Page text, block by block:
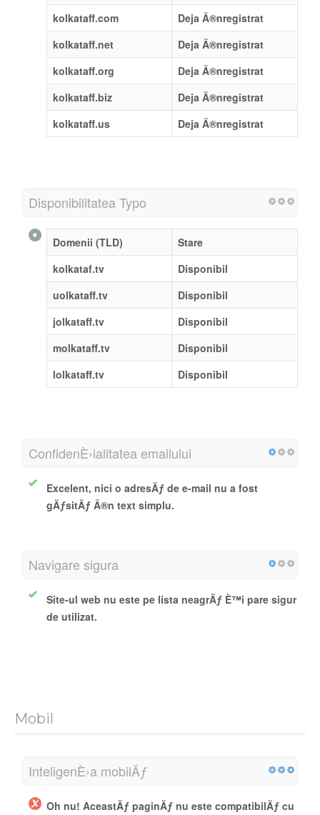
kolkataff.com
Deja Ã®nregistrat
kolkataff.net
Deja Ã®nregistrat
kolkataff.org
Deja Ã®nregistrat
kolkataff.biz
Deja Ã®nregistrat
kolkataff.us
Deja Ã®nregistrat
Disponibilitatea Typo
Domenii (TLD)
Stare
kolkataf.tv
Disponibil
uolkataff.tv
Disponibil
jolkataff.tv
Disponibil
molkataff.tv
Disponibil
lolkataff.tv
Disponibil
ConfidenÈ›ialitatea emailului
Excelent, nici o adresÄƒ de e-mail nu a fost
gÄƒsitÄƒ Ã®n text simplu.
Navigare sigura
Site-ul web nu este pe lista neagrÄƒ È™i pare sigur
de utilizat.
Mobil
InteligenÈ›a mobilÄƒ
Oh nu! AceastÄƒ paginÄƒ nu este compatibilÄƒ cu